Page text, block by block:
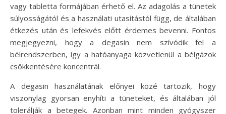
vagy tabletta formájában érhető el. Az adagolás a tünetek
súlyosságától és a használati utasítástól függ, de általában
étkezés után és lefekvés előtt érdemes bevenni. Fontos
megjegyezni, hogy a degasin nem szívódik fel a
bélrendszerben, így a hatóanyaga közvetlenül a bélgázok
csökkentésére koncentrál.
A degasin használatának előnyei közé tartozik, hogy
viszonylag gyorsan enyhíti a tüneteket, és általában jól
tolerálják a betegek. Azonban mint minden gyógyszer